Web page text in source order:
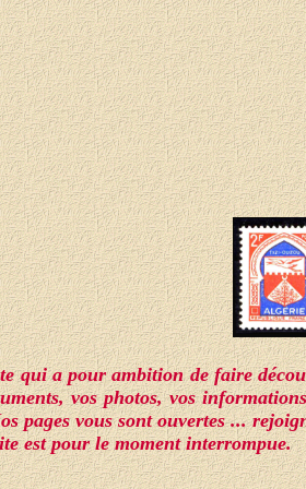
qui a pour ambition de faire
vos photos, vos
pages vous sont ouvertes ...
est pour le moment interrompue.